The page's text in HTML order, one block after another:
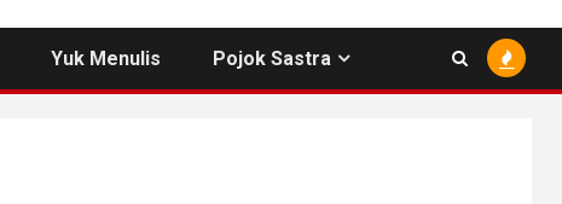
Yuk Menulis Pojok Sastra